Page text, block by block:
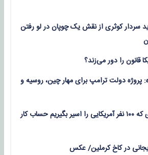
کوثری از نقش یک چوپان در لو رفتن
قانون را دور می‌زند؟
پروژه دولت ترامپ برای مهار چین، روسیه و
محسن رضایی: روزی که ۱۰۰ نفر آمریکایی را اسیر بگیریم حساب کار
در کاخ کرملین/ عکس